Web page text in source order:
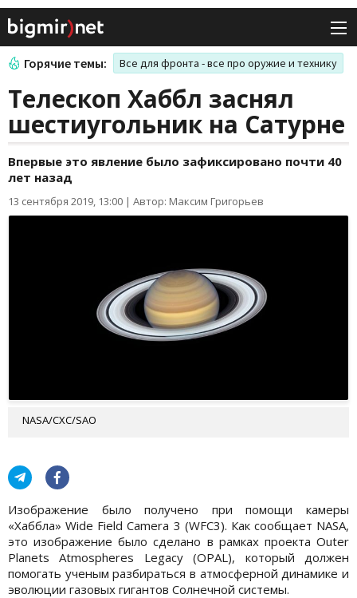
Горячие темы: Все для фронта - все про оружие и технику
Телескоп Хаббл заснял
шестиугольник на Сатурне
Впервые это явление было зафиксировано почти 40
лет назад
13 сентября 2019, 13:00 | Автор: Максим Григорьев
NASA/CXC/SAO
Изображение было получено при помощи камеры
«Хаббла» Wide Field Camera 3 (WFC3). Как сообщает NASA,
это изображение было сделано в рамках проекта Outer
Planets Atmospheres Legacy (OPAL), который должен
помогать ученым разбираться в атмосферной динамике и
эволюции газовых гигантов Солнечной системы.